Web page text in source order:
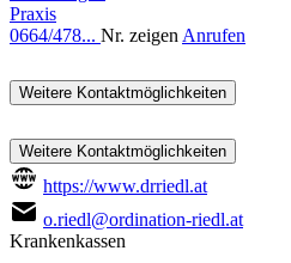
Praxis
0664/478... Nr. zeigen Anrufen
Weitere Kontaktmöglichkeiten
Weitere Kontaktmöglichkeiten
https://www.drriedl.at
o.riedl@ordination-riedl.at
Krankenkassen